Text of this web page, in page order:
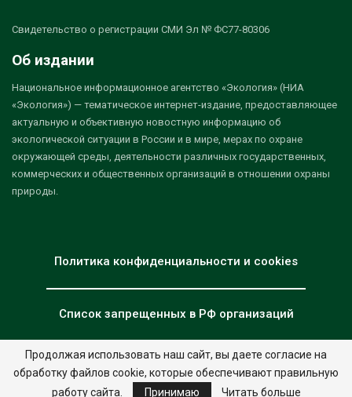
Свидетельство о регистрации СМИ Эл № ФС77-80306
Об издании
Национальное информационное агентство «Экология» (НИА
«Экология») — тематическое интернет-издание, предоставляющее
актуальную и объективную новостную информацию об
экологической ситуации в России и в мире, мерах по охране
окружающей среды, деятельности различных государственных,
коммерческих и общественных организаций в отношении охраны
природы.
Политика конфиденциальности и cookies
Список запрещенных в РФ организаций
© 2026 - НИА "Экология". Все права защищены. Дизайн:nia.eco
Продолжая использовать наш сайт, вы даете согласие на
обработку файлов cookie, которые обеспечивают правильную
работу сайта.
Принимаю Читать больше